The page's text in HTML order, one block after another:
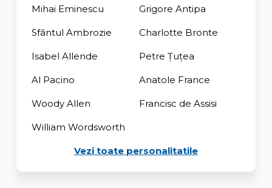
Mihai Eminescu Grigore Antipa
Sfântul Ambrozie Charlotte Bronte
Isabel Allende Petre Țuțea
Al Pacino Anatole France
Woody Allen Francisc de Assisi
William Wordsworth
Vezi toate personalitatile